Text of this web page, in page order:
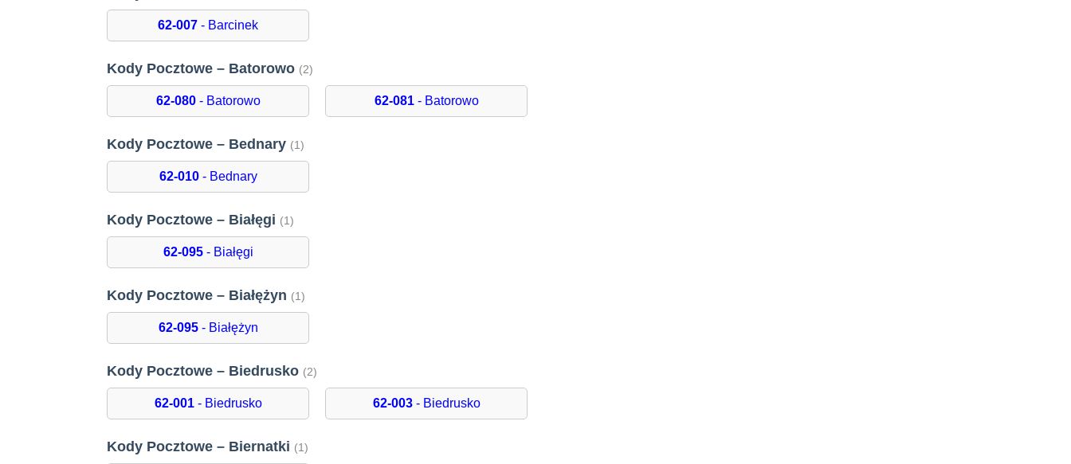
62-007 - Barcinek
Kody Pocztowe – Batorowo (2)
62-080- Batorowo 62-081- Batorowo
Kody Pocztowe – Bednary (1)
62-010- Bednary
Kody Pocztowe – Białęgi (1)
62-095- Białęgi
Kody Pocztowe – Białężyn (1)
62-095- Białężyn
Kody Pocztowe – Biedrusko (2)
62-001- Biedrusko 62-003- Biedrusko
Kody Pocztowe – Biernatki (1)